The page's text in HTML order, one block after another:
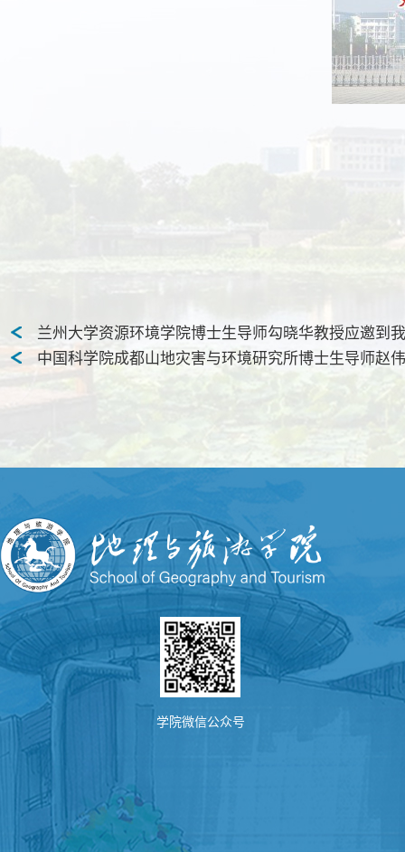
兰州大学资源环境学院博士生导师勾晓华教授应邀到
中国科学院成都山地灾害与环境研究所博士生导师赵
学院微信公众号